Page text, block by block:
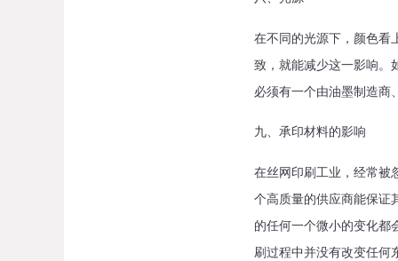
在不同的光源下，颜色看
致，就能减少这一影响。
必须有一个由油墨制造商
九、承印材料的影响
在丝网印刷工业，经常被
个高质量的供应商能保证
的任何一个微小的变化都
刷过程中并没有改变任何